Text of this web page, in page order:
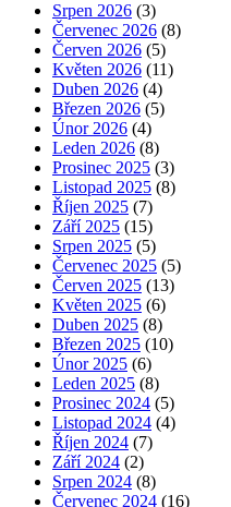
Srpen 2026 (3)
Červenec 2026 (8)
Červen 2026 (5)
Květen 2026 (11)
Duben 2026 (4)
Březen 2026 (5)
Únor 2026 (4)
Leden 2026 (8)
Prosinec 2025 (3)
Listopad 2025 (8)
Říjen 2025 (7)
Září 2025 (15)
Srpen 2025 (5)
Červenec 2025 (5)
Červen 2025 (13)
Květen 2025 (6)
Duben 2025 (8)
Březen 2025 (10)
Únor 2025 (6)
Leden 2025 (8)
Prosinec 2024 (5)
Listopad 2024 (4)
Říjen 2024 (7)
Září 2024 (2)
Srpen 2024 (8)
Červenec 2024 (16)